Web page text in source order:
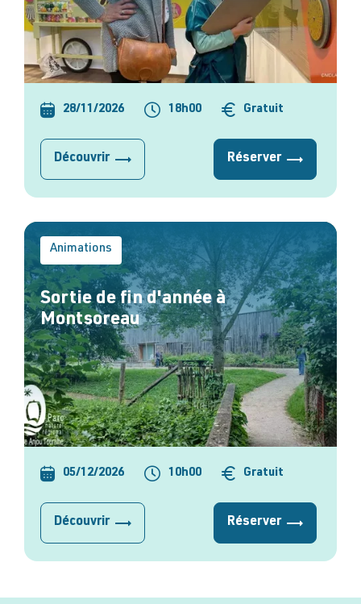
28/11/2026 18h00 Gratuit
Découvrir Réserver
Animations
Sortie de fin d'année à
Montsoreau
05/12/2026 10h00 Gratuit
Découvrir Réserver